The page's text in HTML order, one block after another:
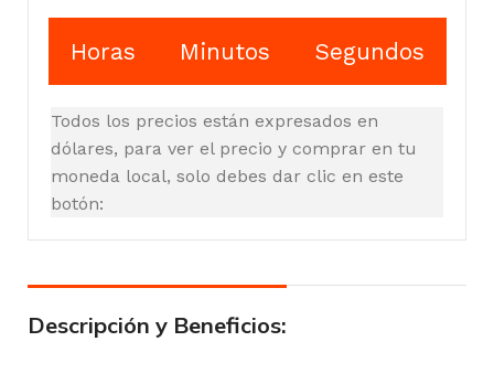
Horas Minutos Segundos
Todos los precios están expresados en
dólares, para ver el precio y comprar en tu
moneda local, solo debes dar clic en este
botón:
Descripción y Beneficios: